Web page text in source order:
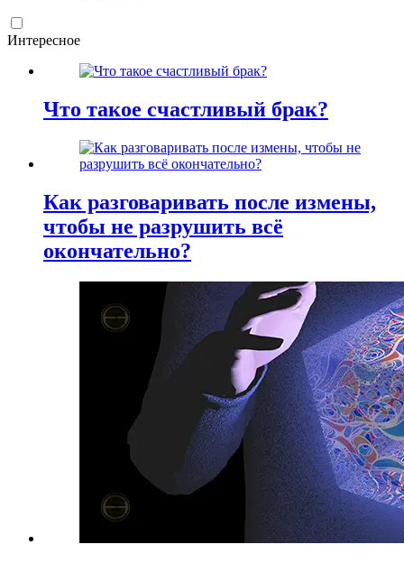
Интересное
Что такое счастливый брак?
Как разговаривать после измены,
чтобы не разрушить всё
окончательно?